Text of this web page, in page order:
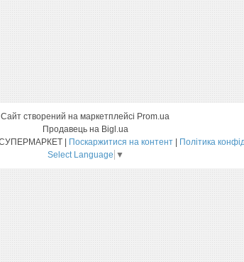
Сайт створений на маркетплейсі Prom.ua
Продавець на Bigl.ua
Sat-ELLITE.Net ➤ ІНТЕРНЕТ-СУПЕРМАРКЕТ | Поскаржитися на контент | Політика
Select Language ▼